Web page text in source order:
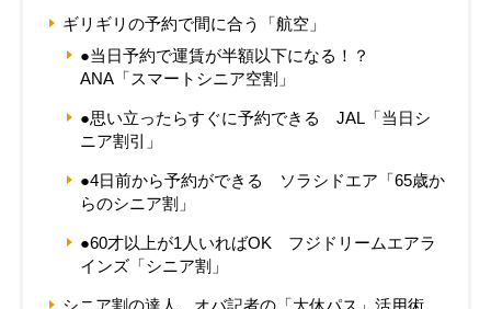
ギリギリの予約で間に合う「航空」
●当日予約で運賃が半額以下になる！？
ANA「スマートシニア空割」
●思い立ったらすぐに予約できる JAL「当日シ
ニア割引」
●4日前から予約ができる ソラシドエア「65歳か
らのシニア割」
●60才以上が1人いればOK フジドリームエアラ
インズ「シニア割」
シニア割の達人、オバ記者の「大休パス」活用術